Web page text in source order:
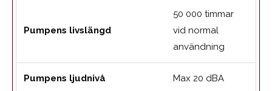
Pumpens livslängd
50 000 timmar
vid normal
användning
Pumpens ljudnivå Max 20 dBA